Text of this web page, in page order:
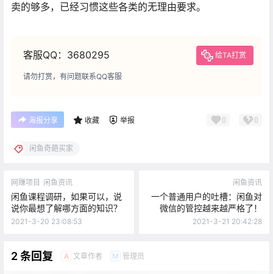
卖的够多，已经习惯这些各类的无理由要求。
客服QQ：3680295 给TA打赏
请勿打赏，有问题联系QQ客服
海报分享 收藏 举报 0 0
闲鱼奇葩买家
网赚项目 闲鱼资讯
闲鱼课程调研，如果可以，说
说你最想了解哪方面的知识？
2021-3-20 23:08:53
闲鱼资讯
一个普通用户的吐槽：闲鱼对
微信的管控越来越严格了！
2021-3-21 20:42:28
2 条回复 A 文章作者 M 管理员